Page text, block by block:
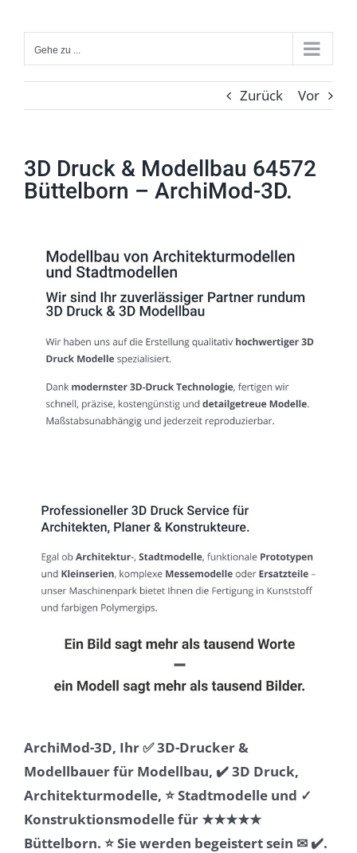
Inhalt
springenGehe zu ...
Zurück Vor
3D Druck & Modellbau 64572
Büttelborn – ArchiMod-3D.
ArchiMod-3D, Ihr ✅ 3D-Drucker &
Modellbauer für Modellbau, ✔️ 3D Druck,
Architekturmodelle, ⭐ Stadtmodelle und ✓
Konstruktionsmodelle für ★★★★★
Büttelborn. ⭐ Sie werden begeistert sein ✉ ✔️.